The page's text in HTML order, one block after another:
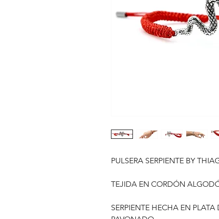
PULSERA SERPIENTE BY
TEJIDA EN CORDÓN
SERPIENTE HECHA EN